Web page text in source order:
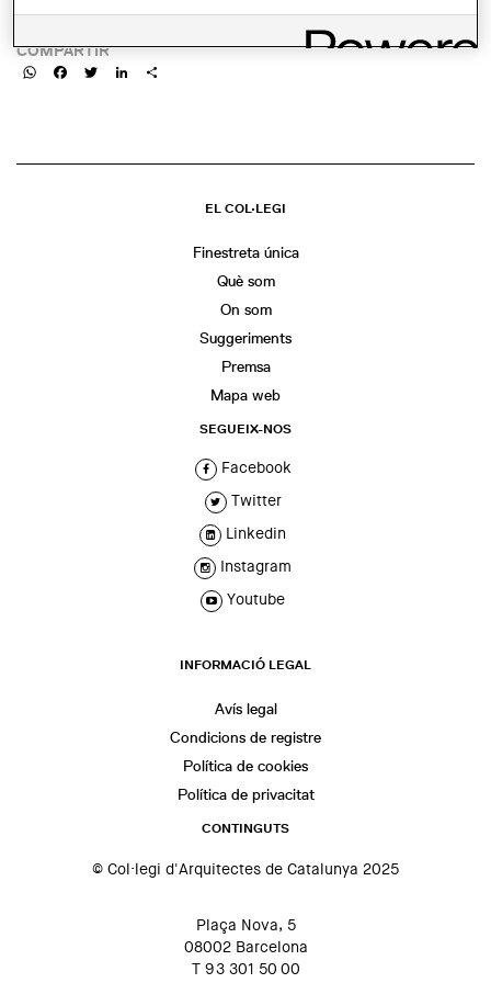
COMPARTIR
WhatsAppFacebookTwitterLinkedIn
EL COL·LEGI
Finestreta única
Què som
On som
Suggeriments
Premsa
Mapa web
SEGUEIX-NOS
Facebook
Twitter
Linkedin
Instagram
Youtube
INFORMACIÓ LEGAL
Avís legal
Condicions de registre
Política de cookies
Política de privacitat
CONTINGUTS
© Col·legi d'Arquitectes de Catalunya 2025
Plaça Nova, 5
08002 Barcelona
T 93 301 50 00